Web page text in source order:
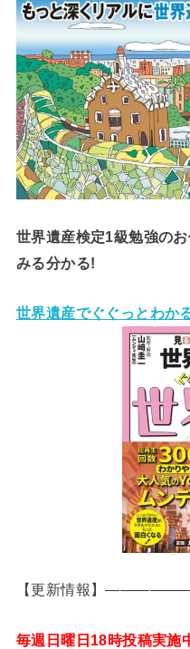
世界遺産検定1級勉強の
みる分かる!
世界遺産でぐぐっとわか
【更新情報】
毎週日曜日18時投稿実施